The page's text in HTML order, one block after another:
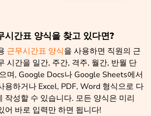
시간표 양식을 찾고 있다면?
근무시간표 양식을 사용하면 직원의 근
시간을 일간, 주간, 격주, 월간, 반월 단
며, Google Docs나 Google Sheets에서
용하거나 Excel, PDF, Word 형식으로 다
작성할 수 있습니다. 모든 양식은 미리
어 바로 입력만 하면 됩니다!